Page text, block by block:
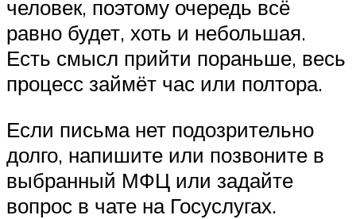
человек, поэтому очередь всё
равно будет, хоть и небольшая.
Есть смысл прийти пораньше, весь
процесс займёт час или полтора.
Если письма нет подозрительно
долго, напишите или позвоните в
выбранный МФЦ или задайте
вопрос в чате на Госуслугах.